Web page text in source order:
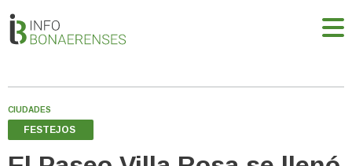
CIUDADES
FESTEJOS